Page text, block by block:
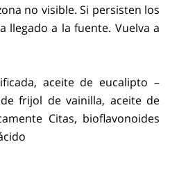
no visible. Si persisten los
llegado a la fuente. Vuelva a
aceite de eucalipto –
frijol de vainilla, aceite de
Citas, bioflavonoides